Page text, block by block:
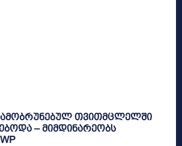
თვითმცლელში
– მიმდინარეობს